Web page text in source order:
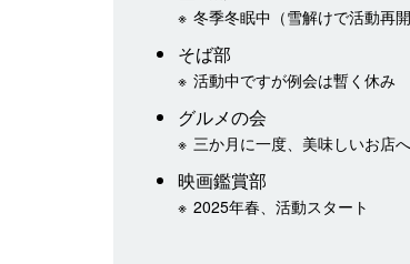
冬季冬眠中（雪解けで活動再開
そば部
活動中ですが例会は暫く休み
グルメの会
三か月に一度、美味しいお店
映画鑑賞部
2025年春、活動スタート